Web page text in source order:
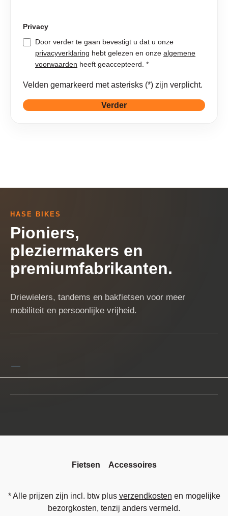
Privacy
Door verder te gaan bevestigt u dat u onze
privacyverklaring hebt gelezen en onze algemene
voorwaarden
heeft geaccepteerd. *
Velden gemarkeerd met asterisks (*) zijn verplicht.
Verder
HASE BIKES
Pioniers,
pleziermakers en
premiumfabrikanten.
Driewielers, tandems en bakfietsen voor meer
mobiliteit en persoonlijke vrijheid.
Fietsen Accessoires
* Alle prijzen zijn incl. btw plus verzendkosten en mogelijke
bezorgkosten, tenzij anders vermeld.